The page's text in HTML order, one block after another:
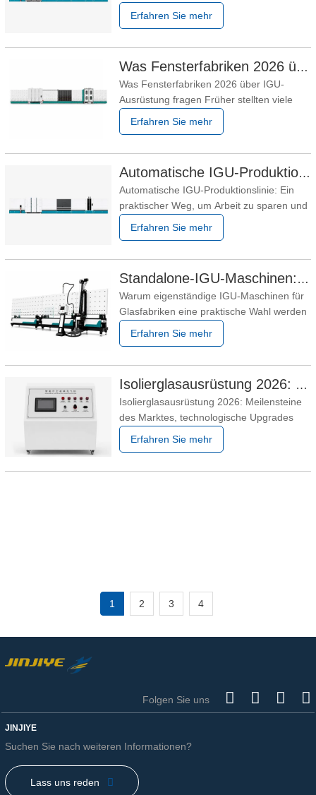
der richtigen Isolierglasanlage hängt nicht
nur vom Preis oder der
sauberes Glas, präzise
Abstandhalterrahmen, kontinuierliche
Erfahren Sie mehr
Was Fensterfabriken 2026 über IGU-Ausrüstung fragen
Was Fensterfabriken 2026 über IGU-
Ausrüstung fragen Früher stellten viele
Käufer eine sehr einfache Frage: „Wie viel
kostet die Maschine?“ Heute verläuft das
möchten wissen, ob die Anlage
Arbeitskräfte einspart, ob sie Low-E-Glas
Erfahren Sie mehr
Automatische IGU-Produktionslinie: Wie man Arbeitskräfte spart und die Glasqualität verbessert
Automatische IGU-Produktionslinie: Ein
praktischer Weg, um Arbeit zu sparen und
die Glasqualität zu verbessern Für viele
Fensterfabriken und
mehr nur um die Produktion von
Doppelverglasungen. Kunden verlangen
bessere
Erfahren Sie mehr
Standalone-IGU-Maschinen: Eine praktische Aufrüstung für die Isolierglasproduktion
Warum eigenständige IGU-Maschinen für
Glasfabriken eine praktische Wahl werden
Die Isolierglasindustrie verändert sich
leise, aber schnell. In vielen Märkten
Immer mehr Fabrikbesitzer suchen nach
praktischen
Erfahren Sie mehr
Isolierglasausrüstung 2026: Meilensteine des Marktes, technologische Upgrades und kostensparende Strategien für Glasverarbeiter
Isolierglasausrüstung 2026: Meilensteine
des Marktes, technologische Upgrades
und kostensparende Strategien für
Glasverarbeiter Der Sektor für
Erfahren Sie mehr
1 2 3 4
Folgen Sie uns
JINJIYE
Suchen Sie nach weiteren Informationen?
Lass uns reden